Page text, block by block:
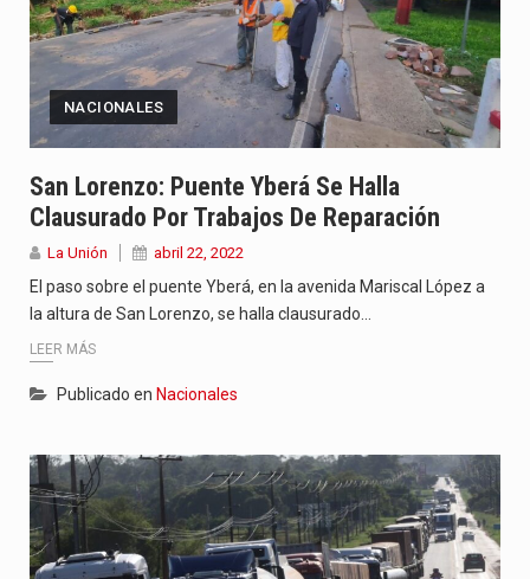
NACIONALES
San Lorenzo: Puente Yberá Se Halla
Clausurado Por Trabajos De Reparación
La Unión abril 22, 2022
El paso sobre el puente Yberá, en la avenida Mariscal López a
la altura de San Lorenzo, se halla clausurado…
LEER MÁS
Publicado en Nacionales